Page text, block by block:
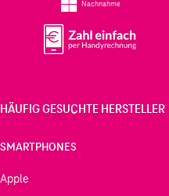
Nachnahme
HÄUFIG GESUCHTE HERSTELLER
SMARTPHONES
Apple